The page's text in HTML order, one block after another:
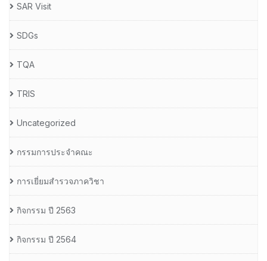
SAR Visit
SDGs
TQA
TRIS
Uncategorized
กรรมการประจำคณะ
การเยี่ยมสำรวจภาควิชา
กิจกรรม ปี 2563
กิจกรรม ปี 2564